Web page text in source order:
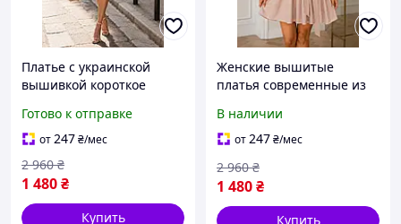
Платье с украинской
вышивкой короткое
современное Вечернее
платье-вышиванка
женское
Готово к отправке
от247₴/мес
1 480₴
2 960 ₴
Купить
Женские вышитые
платья современные из
короткое Украинские
платья женское летнее
В наличии
от247₴/мес
1 480₴
2 960 ₴
Купить